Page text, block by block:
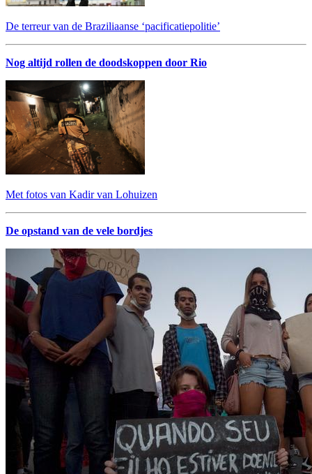
De terreur van de Braziliaanse ‘pacificatiepolitie’
Nog altijd rollen de doodskoppen door Rio
Met fotos van Kadir van Lohuizen
De opstand van de vele bordjes